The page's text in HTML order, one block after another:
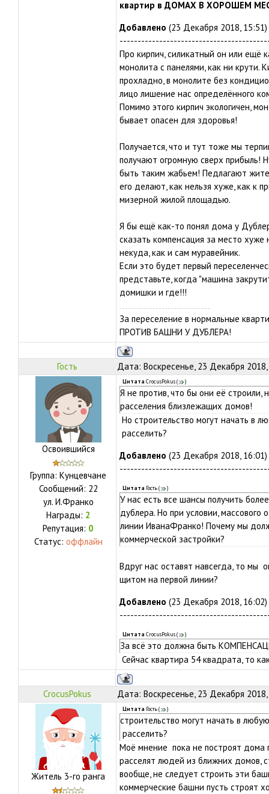
квартир в ДОМАХ В ХОРОШЕМ
Добавлено (23 Декабря 2018, 15:51)
Про кирпич, силикатный он или ещё
монолита с панелями, как ни крути.
прохладно, в монолите без
лицо лишение нас определённого
Помимо этого кирпич экологичен,
бывает опасен для здоровья!
Получается, что и тут тоже мы
получают огромную сверх прибыль!
быть таким жабьем! Педлагают
его делают, как нельзя хуже, как к
мизерной жилой площадью.
Я бы ещё как-то понял дома у
сказать компенсация за место
некуда, как и сам муравейник.
Если это будет первый
представьте, когда "машина
домишки и где!!!
За переселение в нормальные
ПРОТИВ БАШНИ У ДУБЛЕРА!
Гость Дата: Воскресенье, 23 Декабря
Освоившийся
Группа: Кунцевчане
Сообщений: 22
ул. И.Франко
Награды: 2
Репутация: 0
Статус: оффлайн
Цитата CrocusPokus( )
Я не против, что бы они её строили,
расселения близлежащих домов!
Но строительство могут начать в
расселить?
Добавлено (23 Декабря 2018, 16:01)
Цитата Гость( )
У нас есть все шансы получить
дублера. Но при условии,
линии ИванаФранко! Почему мы
коммерческой застройки?
Вдруг нас оставят навсегда, то мы
щитом на первой линии?
Добавлено (23 Декабря 2018, 16:02)
Цитата CrocusPokus( )
За всё это должна быть
Сейчас квартира 54 квадрата, то
CrocusPokus Дата: Воскресенье, 23 Декабря
Житель 3-го ранга
Цитата Гость( )
строительство могут начать в
расселить?
Моё мнение пока не построят дома
расселят людей из ближних домов,
вообще, не следует строить эти
коммерческие башни пусть строят